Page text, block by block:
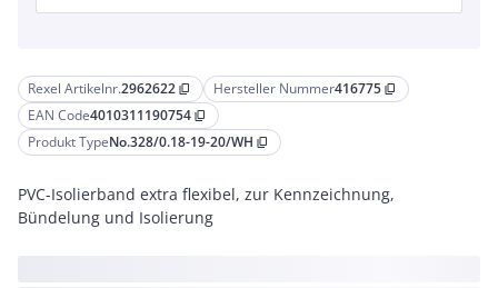
Rexel Artikelnr.2962622 content_copy Hersteller Nummer416775 content_copy
EAN Code4010311190754 content_copy
Produkt TypeNo.328/0.18-19-20/WH content_copy
PVC-Isolierband extra flexibel, zur Kennzeichnung,
Bündelung und Isolierung